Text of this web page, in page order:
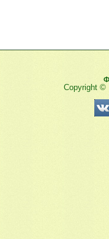
Copyright ©